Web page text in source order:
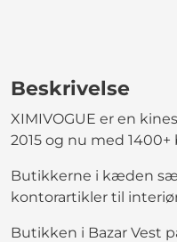
Beskrivelse
XIMIVOGUE er en
2015 og nu med
Butikkerne i kæden
kontorartikler til
Butikken i Bazar Vest